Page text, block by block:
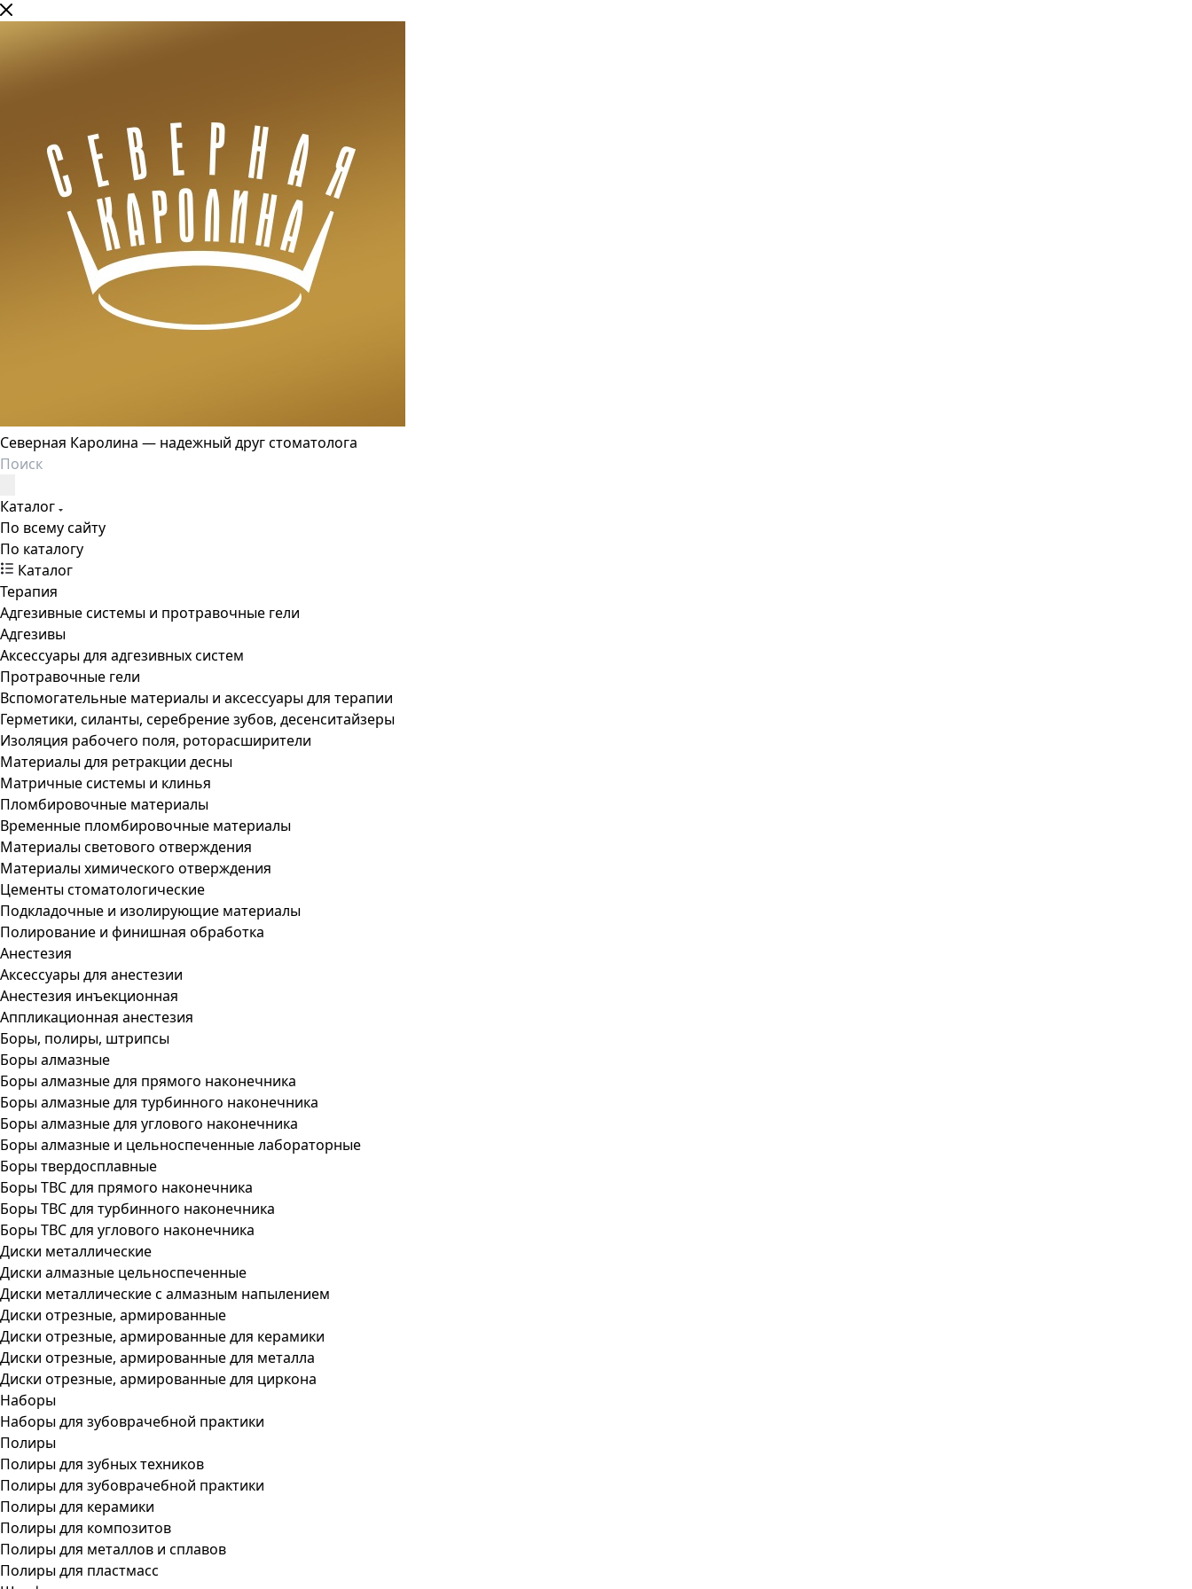
Северная Каролина — надежный друг стоматолога
Каталог
По всему сайту
По каталогу
Каталог
Терапия
Адгезивные системы и протравочные гели
Адгезивы
Аксессуары для адгезивных систем
Протравочные гели
Вспомогательные материалы и аксессуары для терапии
Герметики, силанты, серебрение зубов, десенситайзеры
Изоляция рабочего поля, роторасширители
Материалы для ретракции десны
Матричные системы и клинья
Пломбировочные материалы
Временные пломбировочные материалы
Материалы светового отверждения
Материалы химического отверждения
Цементы стоматологические
Подкладочные и изолирующие материалы
Полирование и финишная обработка
Анестезия
Аксессуары для анестезии
Анестезия инъекционная
Аппликационная анестезия
Боры, полиры, штрипсы
Боры алмазные
Боры алмазные для прямого наконечника
Боры алмазные для турбинного наконечника
Боры алмазные для углового наконечника
Боры алмазные и цельноспеченные лабораторные
Боры твердосплавные
Боры ТВС для прямого наконечника
Боры ТВС для турбинного наконечника
Боры ТВС для углового наконечника
Диски металлические
Диски алмазные цельноспеченные
Диски металлические с алмазным напылением
Диски отрезные, армированные
Диски отрезные, армированные для керамики
Диски отрезные, армированные для металла
Диски отрезные, армированные для циркона
Наборы
Наборы для зубоврачебной практики
Полиры
Полиры для зубных техников
Полиры для зубоврачебной практики
Полиры для керамики
Полиры для композитов
Полиры для металлов и сплавов
Полиры для пластмасс